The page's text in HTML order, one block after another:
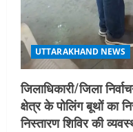
UTTARAKHAND NEWS
जिलाधिकारी/जिला
क्षेत्र के पोलिंग बूथों का
निस्तारण शिविर की